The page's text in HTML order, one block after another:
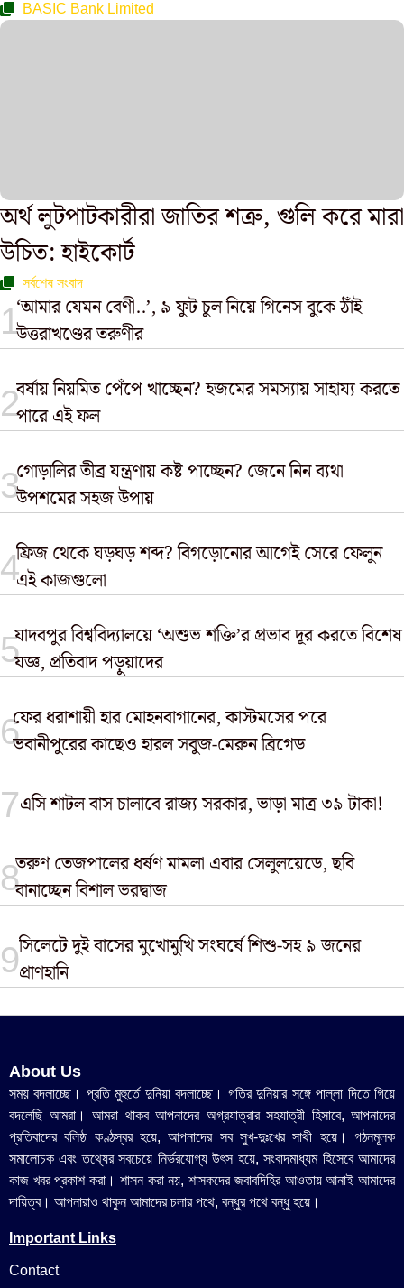
BASIC Bank Limited
অর্থ লুটপাটকারীরা জাতির শত্রু, গুলি করে মারা
উচিত: হাইকোর্ট
সর্বশেষ সংবাদ
‘আমার যেমন বেণী..’, ৯ ফুট চুল নিয়ে গিনেস বুকে ঠাঁই
উত্তরাখণ্ডের তরুণীর
বর্ষায় নিয়মিত পেঁপে খাচ্ছেন? হজমের সমস্যায় সাহায্য করতে
পারে এই ফল
গোড়ালির তীব্র যন্ত্রণায় কষ্ট পাচ্ছেন? জেনে নিন ব্যথা
উপশমের সহজ উপায়
ফ্রিজ থেকে ঘড়ঘড় শব্দ? বিগড়োনোর আগেই সেরে ফেলুন
এই কাজগুলো
যাদবপুর বিশ্ববিদ্যালয়ে ‘অশুভ শক্তি’র প্রভাব দূর করতে বিশেষ
যজ্ঞ, প্রতিবাদ পড়ুয়াদের
ফের ধরাশায়ী হার মোহনবাগানের, কাস্টমসের পরে
ভবানীপুরের কাছেও হারল সবুজ-মেরুন ব্রিগেড
এসি শাটল বাস চালাবে রাজ্য সরকার, ভাড়া মাত্র ৩৯ টাকা!
তরুণ তেজপালের ধর্ষণ মামলা এবার সেলুলয়েডে, ছবি
বানাচ্ছেন বিশাল ভরদ্বাজ
সিলেটে দুই বাসের মুখোমুখি সংঘর্ষে শিশু-সহ ৯ জনের
প্রাণহানি
About Us
সময় বদলাচ্ছে। প্রতি মুহুর্তে দুনিয়া বদলাচ্ছে। গতির দুনিয়ার সঙ্গে পাল্লা দিতে গিয়ে
বদলেছি আমরা। আমরা থাকব আপনাদের অগ্রযাত্রার সহযাত্রী হিসাবে, আপনাদের
প্রতিবাদের বলিষ্ঠ কণ্ঠস্বর হয়ে, আপনাদের সব সুখ-দুঃখের সাথী হয়ে। গঠনমূলক
সমালোচক এবং তথ্যের সবচেয়ে নির্ভরযোগ্য উ‍ৎস হয়ে, সংবাদমাধ্যম হিসেবে আমাদের
কাজ খবর প্রকাশ করা। শাসন করা নয়, শাসকদের জবাবদিহির আওতায় আনাই আমাদের
দায়িত্ব। আপনারাও থাকুন আমাদের চলার পথে, বন্ধুর পথে বন্ধু হয়ে।
Important Links
Contact